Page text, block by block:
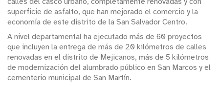
superficie de asfalto, que han mejorado el comercio y la
economía de este distrito de la San Salvador Centro.
A nivel departamental ha ejecutado más de 60 proyectos
que incluyen la entrega de más de 20 kilómetros de calles
renovadas en el distrito de Mejicanos, más de 5 kilómetros
de modernización del alumbrado público en San Marcos y el
cementerio municipal de San Martín.